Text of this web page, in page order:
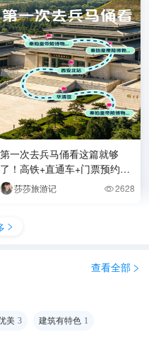
第一次去兵马俑看这篇就够
了！高铁+直通车+门票预约，
直接抄莎莎旅游记 2628

查看全部 
美 3 建筑有特色 1